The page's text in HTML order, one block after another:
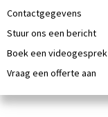
Contactgegevens
Stuur ons een bericht
Boek een videogesprek
Vraag een offerte aan